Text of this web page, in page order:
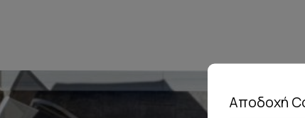
Αποδοχή